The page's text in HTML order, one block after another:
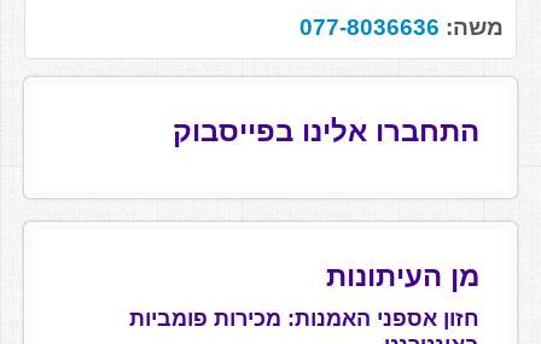
משה: 077-8036636
התחברו אלינו בפייסבוק
מן העיתונות
חזון אספני האמנות: מכירות פומביות